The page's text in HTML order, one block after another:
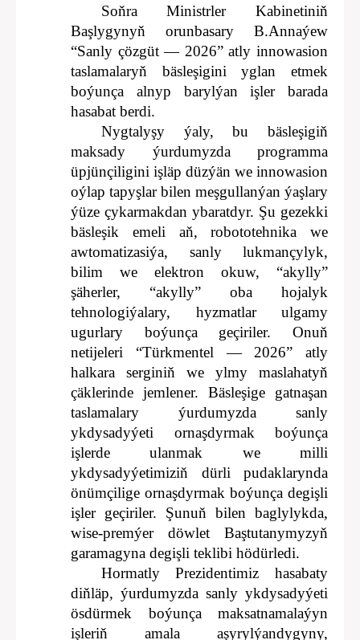
Soňra Ministrler Kabinetiniň
Başlygynyň orunbasary B.Annaýew
“Sanly çözgüt — 2026” atly innowasion
taslamalaryň bäsleşigini yglan etmek
boýunça alnyp barylýan işler barada
hasabat berdi.
Nygtalyşy ýaly, bu bäsleşigiň
maksady ýurdumyzda programma
üpjünçiligini işläp düzýän we innowasion
oýlap tapyşlar bilen meşgullanýan ýaşlary
ýüze çykarmakdan ybaratdyr. Şu gezekki
bäsleşik emeli aň, robototehnika we
awtomatizasiýa, sanly lukmançylyk,
bilim we elektron okuw, “akylly”
şäherler, “akylly” oba hojalyk
tehnologiýalary, hyzmatlar ulgamy
ugurlary boýunça geçiriler. Onuň
netijeleri “Türkmentel — 2026” atly
halkara serginiň we ylmy maslahatyň
çäklerinde jemlener. Bäsleşige gatnaşan
taslamalary ýurdumyzda sanly
ykdysadyýeti ornaşdyrmak boýunça
işlerde ulanmak we milli
ykdysadyýetimiziň dürli pudaklarynda
önümçilige ornaşdyrmak boýunça degişli
işler geçiriler. Şunuň bilen baglylykda,
wise-premýer döwlet Baştutanymyzyň
garamagyna degişli teklibi hödürledi.
Hormatly Prezidentimiz hasabaty
diňläp, ýurdumyzda sanly ykdysadyýeti
ösdürmek boýunça maksatnamalaýyn
işleriň amala aşyrylýandygyny,